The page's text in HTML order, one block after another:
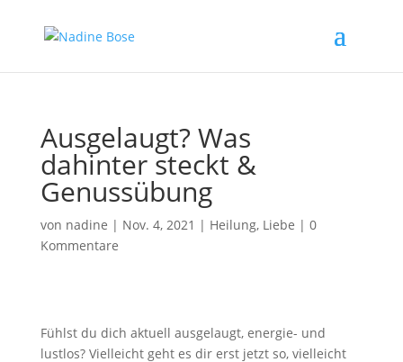
Ausgelaugt? Was
dahinter steckt &
Genussübung
von nadine | Nov. 4, 2021 | Heilung, Liebe | 0
Kommentare
Fühlst du dich aktuell ausgelaugt, energie- und
lustlos? Vielleicht geht es dir erst jetzt so, vielleicht